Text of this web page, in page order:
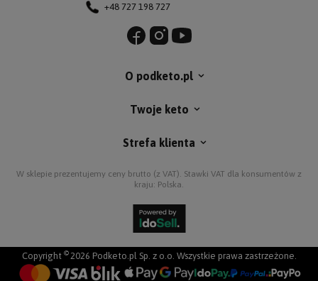
+48 727 198 727
O podketo.pl
Twoje keto
Strefa klienta
W sklepie prezentujemy ceny brutto (z VAT). Stawki VAT dla konsumentów z
kraju: Polska
Copyright © 2026 Podketo.pl Sp. z o.o. Wszystkie prawa zastrzeżone.